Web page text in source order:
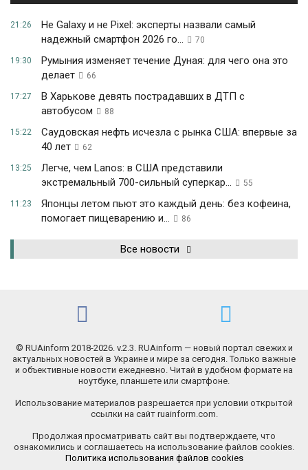
21:26
Не Galaxy и не Pixel: эксперты назвали самый
надежный смартфон 2026 го...
70
19:30
Румыния изменяет течение Дуная: для чего она это
делает
66
17:27
В Харькове девять пострадавших в ДТП с
автобусом
88
15:22
Саудовская нефть исчезла с рынка США: впервые за
40 лет
62
13:25
Легче, чем Lanos: в США представили
экстремальный 700-сильный суперкар...
55
11:23
Японцы летом пьют это каждый день: без кофеина,
помогает пищеварению и...
86
Все новости
© RUAinform 2018-2026. v.2.3. RUAinform — новый портал свежих и
актуальных новостей в Украине и мире за сегодня. Только важные
и объективные новости ежедневно. Читай в удобном формате на
ноутбуке, планшете или смартфоне.
Использование материалов разрешается при условии открытой
ссылки на сайт ruainform.com.
Продолжая просматривать сайт вы подтверждаете, что
ознакомились и соглашаетесь на использование файлов cookies.
Политика использования файлов cookies